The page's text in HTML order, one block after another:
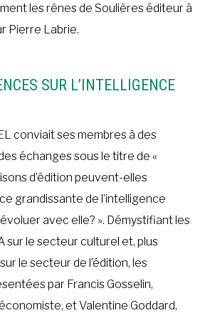
les rênes de Soulières éditeur à
Pierre Labrie.
SUR L’INTELLIGENCE
conviait ses membres à des
échanges sous le titre de «
d’édition peuvent-elles
grandissante de l’intelligence
avec elle? ». Démystifiant les
sur le secteur culturel et, plus
le secteur de l’édition, les
par Francis Gosselin,
et Valentine Goddard,